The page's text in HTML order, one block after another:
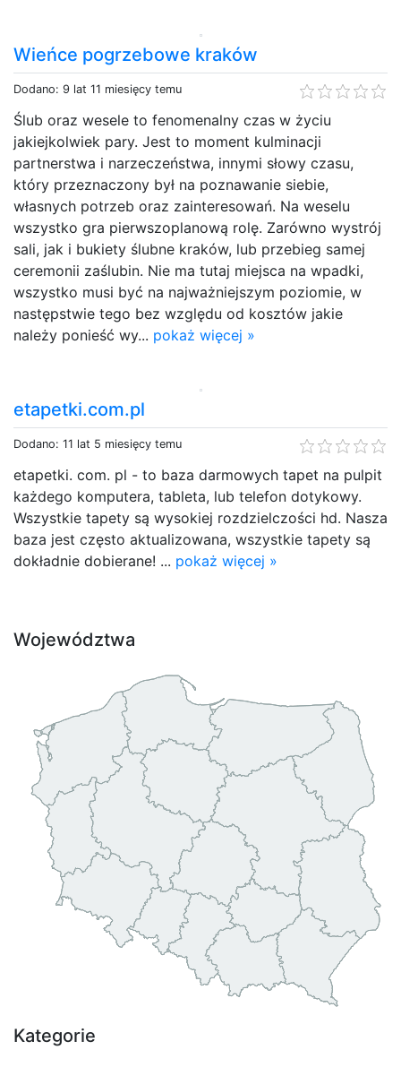
Wieńce pogrzebowe kraków
Dodano: 9 lat 11 miesięcy temu
Ślub oraz wesele to fenomenalny czas w życiu
jakiejkolwiek pary. Jest to moment kulminacji
partnerstwa i narzeczeństwa, innymi słowy czasu,
który przeznaczony był na poznawanie siebie,
własnych potrzeb oraz zainteresowań. Na weselu
wszystko gra pierwszoplanową rolę. Zarówno wystrój
sali, jak i bukiety ślubne kraków, lub przebieg samej
ceremonii zaślubin. Nie ma tutaj miejsca na wpadki,
wszystko musi być na najważniejszym poziomie, w
następstwie tego bez względu od kosztów jakie
należy ponieść wy... pokaż więcej »
etapetki.com.pl
Dodano: 11 lat 5 miesięcy temu
etapetki. com. pl - to baza darmowych tapet na pulpit
każdego komputera, tableta, lub telefon dotykowy.
Wszystkie tapety są wysokiej rozdzielczości hd. Nasza
baza jest często aktualizowana, wszystkie tapety są
dokładnie dobierane! ... pokaż więcej »
Województwa
Kategorie